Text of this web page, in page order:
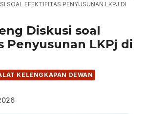
SOAL EFEKTIFITAS PENYUSUNAN LKPJ DI
Diskusi soal
Penyusunan LKPj di
KELENGKAPAN DEWAN